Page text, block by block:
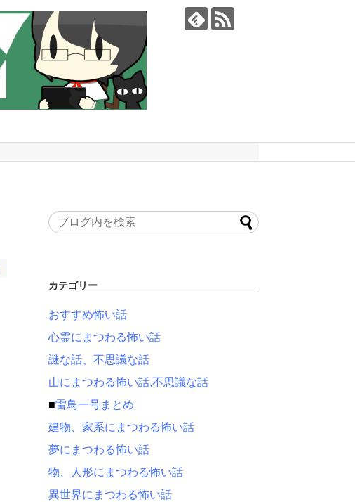
カテゴリー
おすすめ怖い話
心霊にまつわる怖い話
謎な話、不思議な話
山にまつわる怖い話,不思議な話
■雷鳥一号まとめ
建物、家系にまつわる怖い話
夢にまつわる怖い話
物、人形にまつわる怖い話
異世界にまつわる怖い話